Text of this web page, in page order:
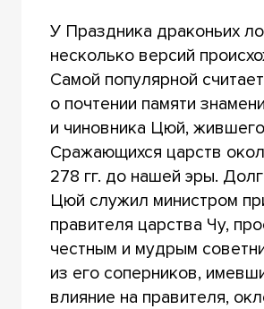
У Праздника драконьих
несколько версий
Самой популярной
о почтении памяти
и чиновника Цюй,
Сражающихся царств
278 гг. до нашей эры.
Цюй служил министром
правителя царства Чу,
честным и мудрым
из его соперников,
влияние на правителя,